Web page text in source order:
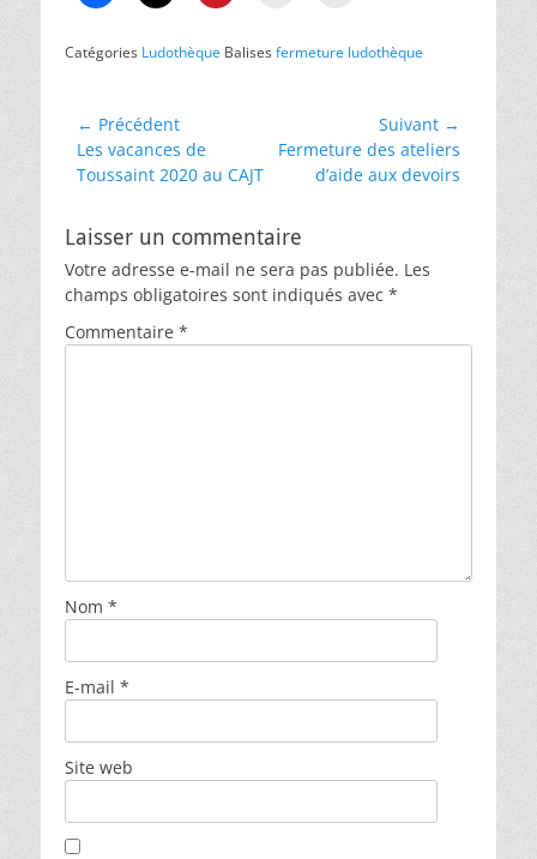
Catégories Ludothèque Balisesfermeture ludothèque
Navigation
de
l’article
← Précédent
Article
précédent :
Les vacances de
Toussaint 2020 au CAJT
Suivant →
Article
suivant :
Fermeture des ateliers
d’aide aux devoirs
Laisser un commentaire
Votre adresse e-mail ne sera pas publiée. Les
champs obligatoires sont indiqués avec *
Commentaire *
Nom *
E-mail *
Site web